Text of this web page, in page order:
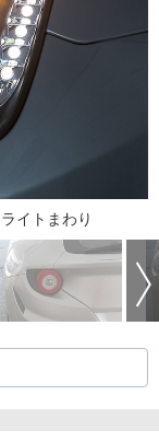
イトまわり